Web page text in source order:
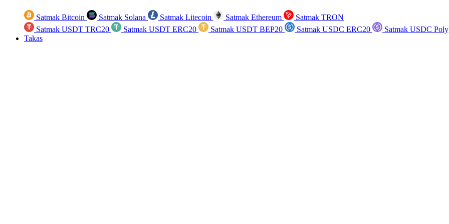
Satmak Bitcoin Satmak Solana Satmak Litecoin Satmak Ethereum
Satmak TRON
Satmak USDT TRC20
Satmak USDT ERC20 Satmak USDT BEP20 Satmak USDC ERC20
Satmak USDC
Takas